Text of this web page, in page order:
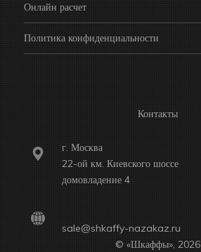
Онлайн расчет
Политика конфиденциальности
Контакты
г. Москва
22-ой км. Киевского шоссе
домовладение 4
sale@shkaffy-nazakaz.ru
© «Шкаффы», 2026